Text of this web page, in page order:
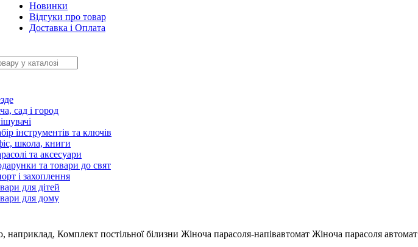
Новинки
Відгуки про товар
Доставка і Оплата
сад і город
інструментів та ключів
школа, книги
та аксесуари
та товари до свят
і захоплення
для дітей
для дому
наприклад, Комплект постільної білизни Жіноча парасоля-напівавтомат Жіноча парасоля автомат